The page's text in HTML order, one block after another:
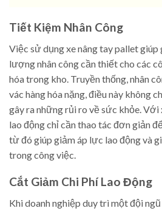
Tiết Kiệm Nhân Công
Việc sử dụng xe nâng tay pallet giúp
lượng nhân công cần thiết cho các
hóa trong kho. Truyền thống, nhân
vác hàng hóa nặng, điều này không
gây ra những rủi ro về sức khỏe.
lao động chỉ cần thao tác đơn giản
từ đó giúp giảm áp lực lao động và
trong công việc.
Cắt Giảm Chi Phí Lao Động
Khi doanh nghiệp duy trì một đội